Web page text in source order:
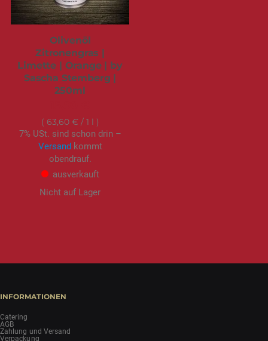
Olivenöl
Zitronengras |
Limette | Orange | by
Sascha Stemberg |
250ml
63,60 €/ 1 l
7% USt. sind schon drin –
Versandkommt
obendrauf.
ausverkauft
Nicht auf Lager
INFORMATIONEN
Catering
AGB
Zahlung und Versand
Verpackung